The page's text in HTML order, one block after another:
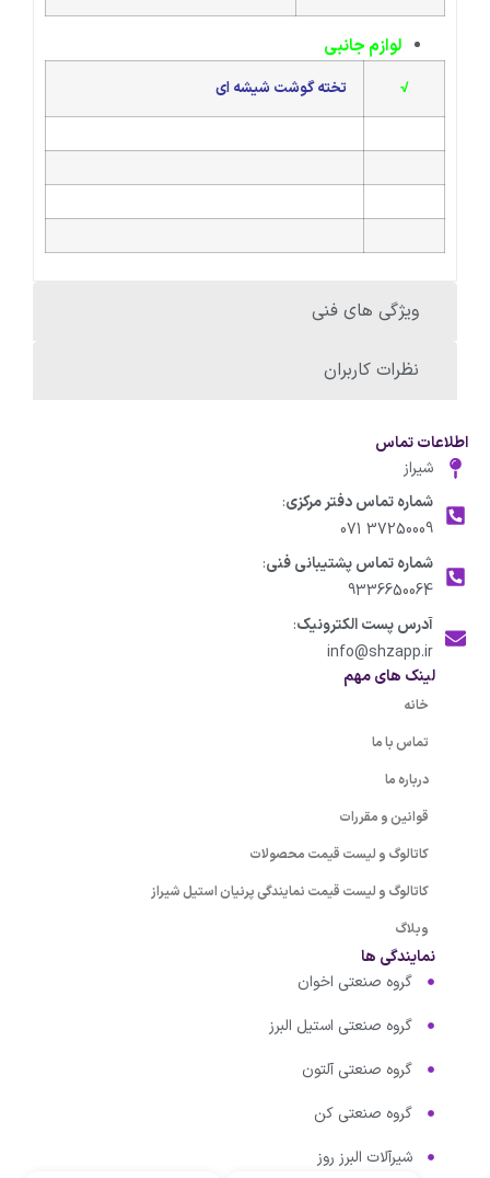
ویژگی های فنی
نظرات کاربران
لوازم جانبی
√ تخته گوشت شیشه ای
اطلاعات تماس
شیراز
شماره تماس دفتر مرکزی:
37250009 071
شماره تماس پشتیبانی فنی:
9336650064
آدرس پست الکترونیک:
info@shzapp.ir
لینک های مهم
خانه
تماس با ما
درباره ما
قوانین و مقررات
کاتالوگ و لیست قیمت محصولات
کاتالوگ و لیست قیمت نمایندگی پرنیان استیل شیراز
وبلاگ
نمایندگی ها
گروه صنعتی اخوان
گروه صنعتی استیل البرز
گروه صنعتی آلتون
گروه صنعتی کن
شیرآلات البرز روز